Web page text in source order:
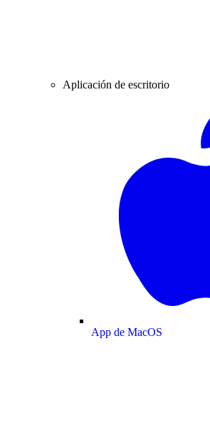
Aplicación de escritorio
App de MacOS